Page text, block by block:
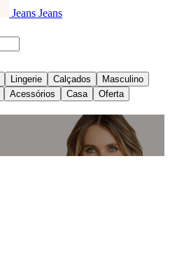
Jeans Jeans
Lingerie Calçados
Masculino
Acessórios Casa Oferta